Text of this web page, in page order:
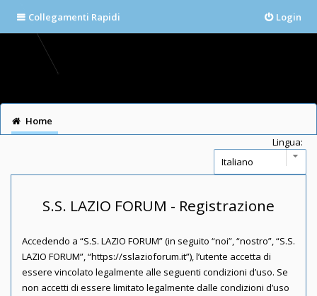
Collegamenti Rapidi Login
Home
Lingua:
S.S. LAZIO FORUM - Registrazione
Accedendo a “S.S. LAZIO FORUM” (in seguito “noi”, “nostro”, “S.S.
LAZIO FORUM”, “https://sslazioforum.it”), l’utente accetta di
essere vincolato legalmente alle seguenti condizioni d’uso. Se
non accetti di essere limitato legalmente dalle condizioni d’uso